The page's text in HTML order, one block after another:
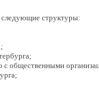
структуры:
общественными